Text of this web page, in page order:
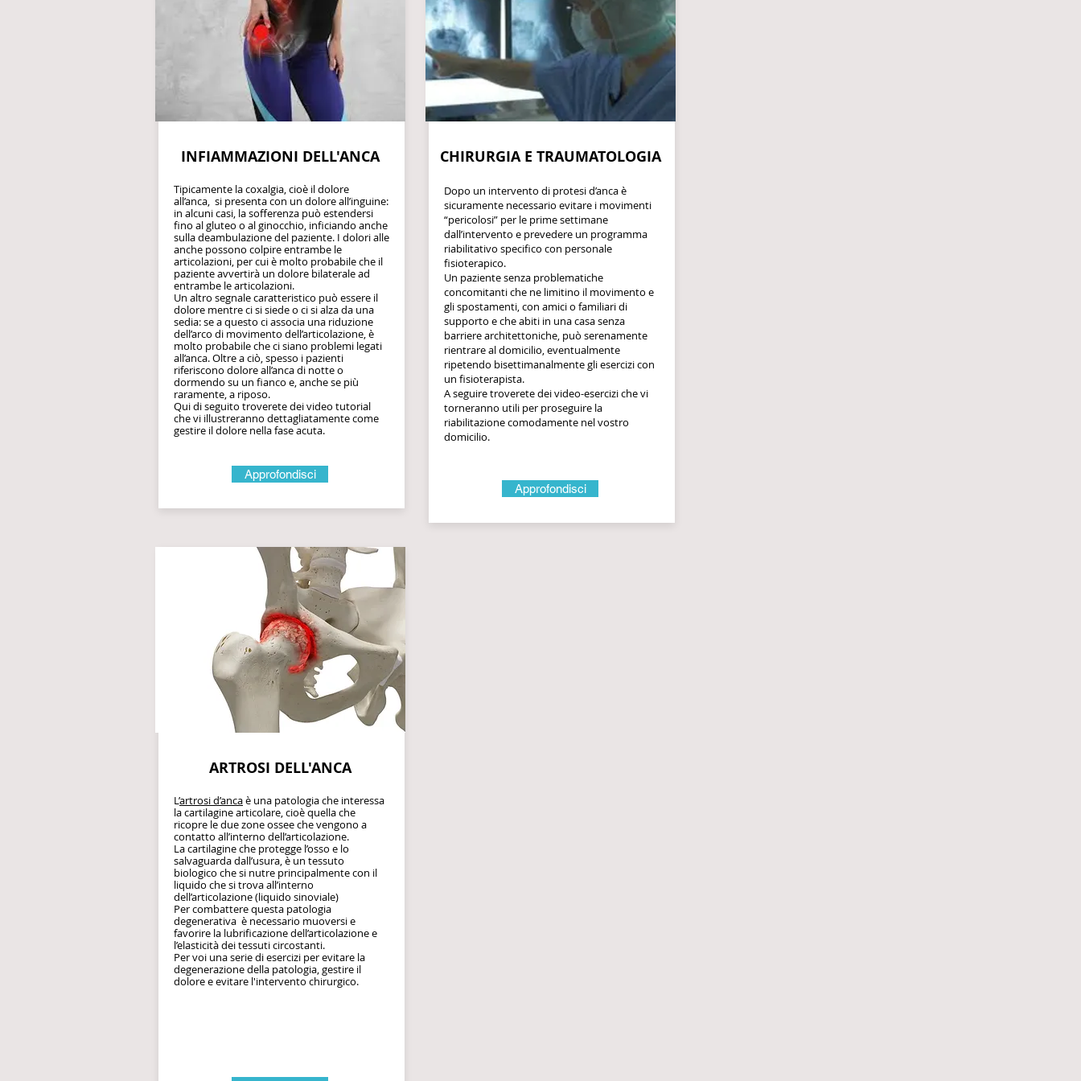
INFIAMMAZIONI DELL'ANCA
Tipicamente la coxalgia, cioè il dolore
all’anca, si presenta con un dolore all’inguine:
in alcuni casi, la sofferenza può estendersi
fino al gluteo o al ginocchio, inficiando anche
sulla deambulazione del paziente. I dolori alle
anche possono colpire entrambe le
articolazioni, per cui è molto probabile che il
paziente avvertirà un dolore bilaterale ad
entrambe le articolazioni.
Un altro segnale caratteristico può essere il
dolore mentre ci si siede o ci si alza da una
sedia: se a questo ci associa una riduzione
dell’arco di movimento dell’articolazione, è
molto probabile che ci siano problemi legati
all’anca. Oltre a ciò, spesso i pazienti
riferiscono dolore all’anca di notte o
dormendo su un fianco e, anche se più
raramente, a riposo.
Qui di seguito troverete dei video tutorial
che vi illustreranno dettagliatamente come
gestire il dolore nella fase acuta.
Approfondisci
CHIRURGIA E TRAUMATOLOGIA
Dopo un intervento di protesi d’anca è
sicuramente necessario evitare i movimenti
“pericolosi” per le prime settimane
dall’intervento e prevedere un programma
riabilitativo specifico con personale
fisioterapico.
Un paziente senza problematiche
concomitanti che ne limitino il movimento e
gli spostamenti, con amici o familiari di
supporto e che abiti in una casa senza
barriere architettoniche, può serenamente
rientrare al domicilio, eventualmente
ripetendo bisettimanalmente gli esercizi con
un fisioterapista.
A seguire troverete dei video-esercizi che vi
torneranno utili per proseguire la
riabilitazione comodamente nel vostro
domicilio.
Approfondisci
ARTROSI DELL'ANCA
L’artrosi d’ancaè una patologia che interessa
la cartilagine articolare, cioè quella che
ricopre le due zone ossee che vengono a
contatto all’interno dell’articolazione.
La cartilagine che protegge l’osso e lo
salvaguarda dall’usura, è un tessuto
biologico che si nutre principalmente con il
liquido che si trova all’interno
dell’articolazione (liquido sinoviale)
Per combattere questa patologia
degenerativa è necessario muoversi e
favorire la lubrificazione dell’articolazione e
l’elasticità dei tessuti circostanti.
Per voi una serie di esercizi per evitare la
degenerazione della patologia, gestire il
dolore e evitare l'intervento chirurgico.